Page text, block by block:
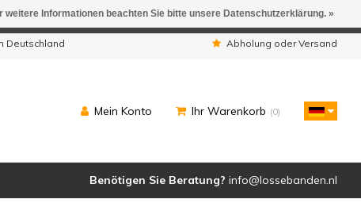
Deutschland Abholung oder Versand
Mein Konto Ihr Warenkorb (0)
Benötigen Sie Beratung? info@lossebanden.nl
weitere Informationen beachten Sie bitte unsere Datenschutzerklärung. »
werden geliefert.